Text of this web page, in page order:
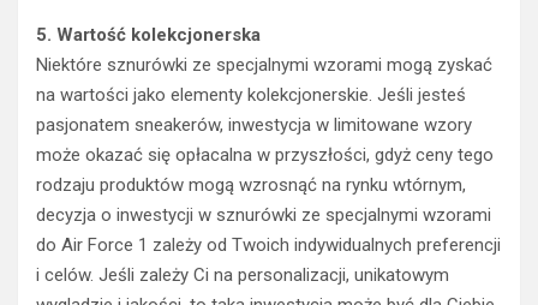
5. Wartość kolekcjonerska
Niektóre sznurówki ze specjalnymi wzorami mogą zyskać
na wartości jako elementy kolekcjonerskie. Jeśli jesteś
pasjonatem sneakerów, inwestycja w limitowane wzory
może okazać się opłacalna w przyszłości, gdyż ceny tego
rodzaju produktów mogą wzrosnąć na rynku wtórnym,
decyzja o inwestycji w sznurówki ze specjalnymi wzorami
do Air Force 1 zależy od Twoich indywidualnych preferencji
i celów. Jeśli zależy Ci na personalizacji, unikatowym